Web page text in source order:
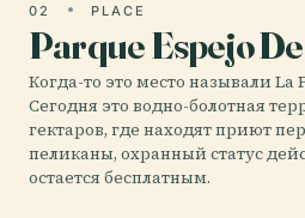
02 PLACE
Parque Espejo
Когда-то это место называли La
Сегодня это водно-болотная
гектаров, где находят приют
пеликаны, охранный статус
остается бесплатным.